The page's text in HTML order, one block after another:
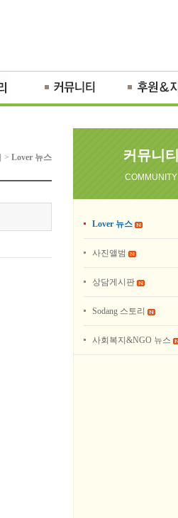
커뮤니티
COMMUNITY
Lover 뉴스
사진앨범
상담게시판
Sodang 스토리
사회복지&NGO 뉴스
> Lover 뉴스